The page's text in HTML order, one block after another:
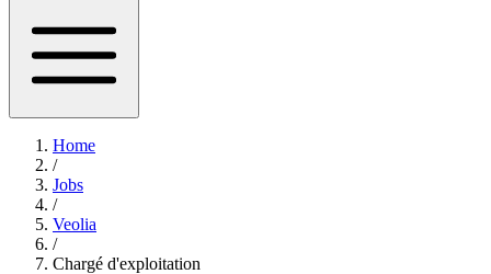
Home
/
Jobs
/
Veolia
/
Chargé d'exploitation